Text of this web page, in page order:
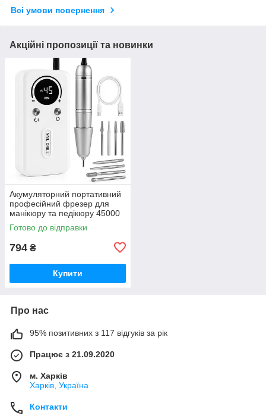
Всі умови повернення
Акційні пропозиції та новинки
Акумуляторний портативний
професійний фрезер для
манікюру та педікюру 45000
об/хв 2600 мАч з насадками
SR-26
Готово до відправки
794 ₴
Купити
Про нас
95% позитивних з 117 відгуків за рік
Працює з 21.09.2020
м. Харків
Харків, Україна
Контакти